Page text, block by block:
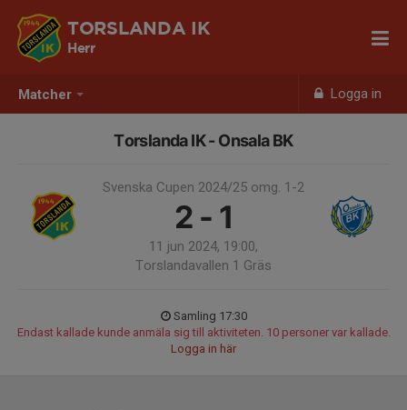
Matcher Logga in
TORSLANDA IK
Herr
Torslanda IK - Onsala BK
Svenska Cupen 2024/25 omg. 1-2
2 - 1
11 jun 2024, 19:00,
Torslandavallen 1 Gräs
Samling 17:30
Endast kallade kunde anmäla sig till aktiviteten. 10 personer var kallade.
Logga in här